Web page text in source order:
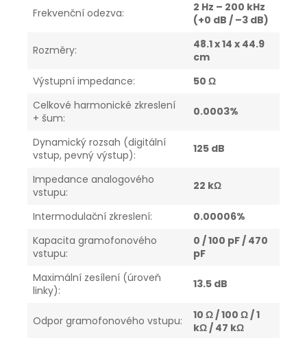
Frekvenční odezva:
2 Hz – 200 kHz
(+0 dB / –3 dB)
Rozměry:
48.1 x 14 x 44.9
cm
Výstupní impedance:
50 Ω
Celkové harmonické zkreslení
+ šum: 0.0003%
Dynamický rozsah (digitální
vstup, pevný výstup): 125 dB
Impedance analogového
vstupu: 22 kΩ
Intermodulační zkreslení:
0.00006%
Kapacita gramofonového
vstupu:
0 / 100 pF / 470
pF
Maximální zesílení (úroveň
linky): 13.5 dB
Odpor gramofonového vstupu:
10 Ω / 100 Ω / 1
kΩ / 47 kΩ